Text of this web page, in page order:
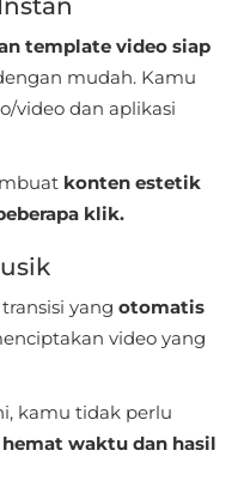
template video siap
mudah. Kamu
video dan aplikasi
konten estetik
klik.
yang otomatis
video yang
kamu tidak perlu
hemat waktu dan hasil